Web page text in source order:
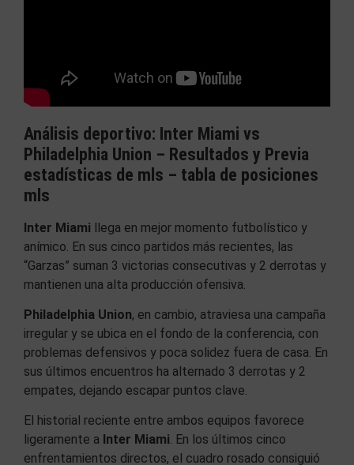
Análisis deportivo: Inter Miami vs
Philadelphia Union – Resultados y Previa
estadísticas de mls – tabla de posiciones
mls
Inter Miami llega en mejor momento futbolístico y
anímico. En sus cinco partidos más recientes, las
“Garzas” suman 3 victorias consecutivas y 2 derrotas y
mantienen una alta producción ofensiva.
Philadelphia Union, en cambio, atraviesa una campaña
irregular y se ubica en el fondo de la conferencia, con
problemas defensivos y poca solidez fuera de casa. En
sus últimos encuentros ha alternado 3 derrotas y 2
empates, dejando escapar puntos clave.
El historial reciente entre ambos equipos favorece
ligeramente a Inter Miami. En los últimos cinco
enfrentamientos directos, el cuadro rosado consiguió